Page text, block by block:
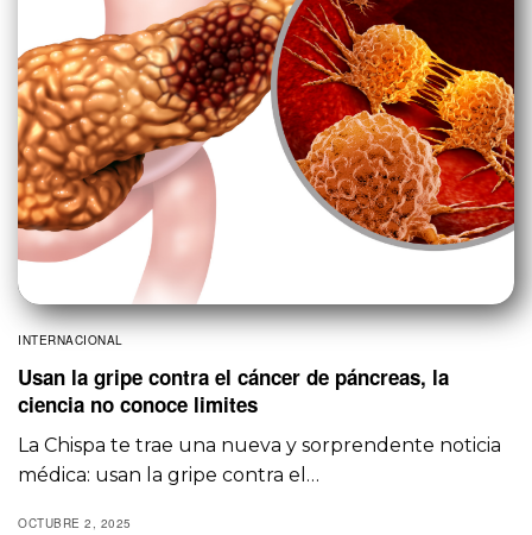
INTERNACIONAL
Usan la gripe contra el cáncer de páncreas, la
ciencia no conoce limites
La Chispa te trae una nueva y sorprendente noticia
médica: usan la gripe contra el…
OCTUBRE 2, 2025